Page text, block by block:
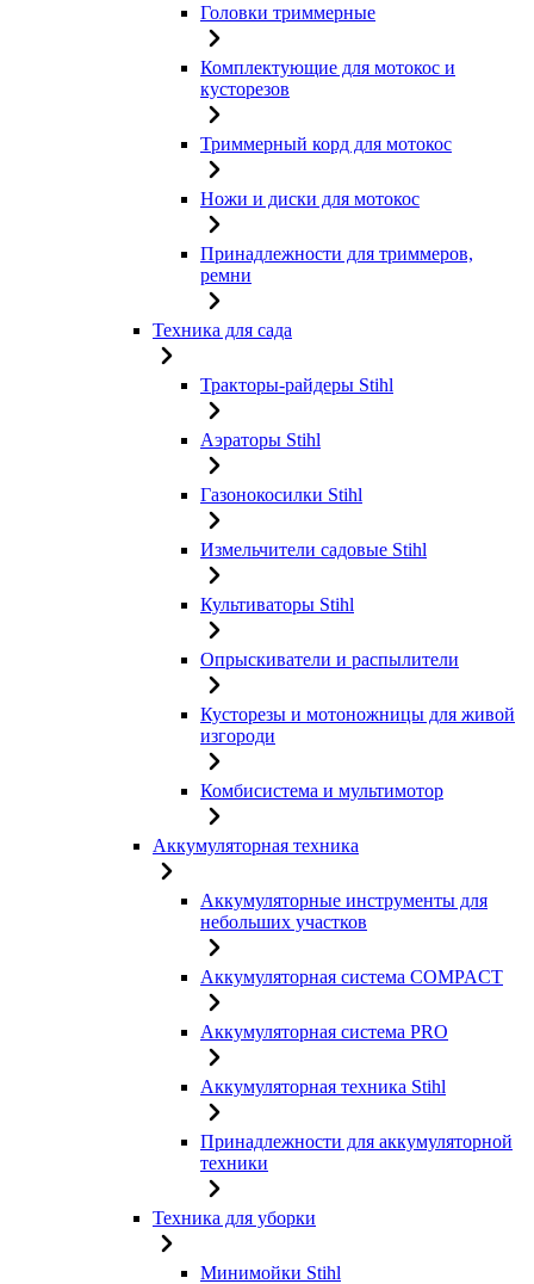
Головки триммерные
Комплектующие для мотокос и
кусторезов
Триммерный корд для мотокос
Ножи и диски для мотокос
Принадлежности для триммеров,
ремни
Техника для сада
Тракторы-райдеры Stihl
Аэраторы Stihl
Газонокосилки Stihl
Измельчители садовые Stihl
Культиваторы Stihl
Опрыскиватели и распылители
Кусторезы и мотоножницы для живой
изгороди
Комбисистема и мультимотор
Аккумуляторная техника
Аккумуляторные инструменты для
небольших участков
Аккумуляторная система COMPACT
Аккумуляторная система PRO
Аккумуляторная техника Stihl
Принадлежности для аккумуляторной
техники
Техника для уборки
Минимойки Stihl